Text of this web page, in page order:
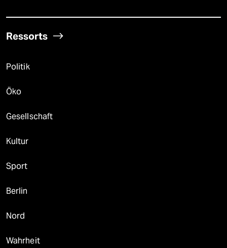
Ressorts
Politik
Öko
Gesellschaft
Kultur
Sport
Berlin
Nord
Wahrheit